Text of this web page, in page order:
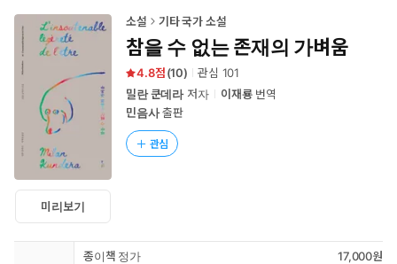
로
이
동
미리보기
소설 기타 국가 소설
참을 수 없는 존재의 가벼움
4.8 (10) 관심 101
밀란 쿤데라저자 이재룡번역
민음사출판
관심
종이책 정가
17,000원